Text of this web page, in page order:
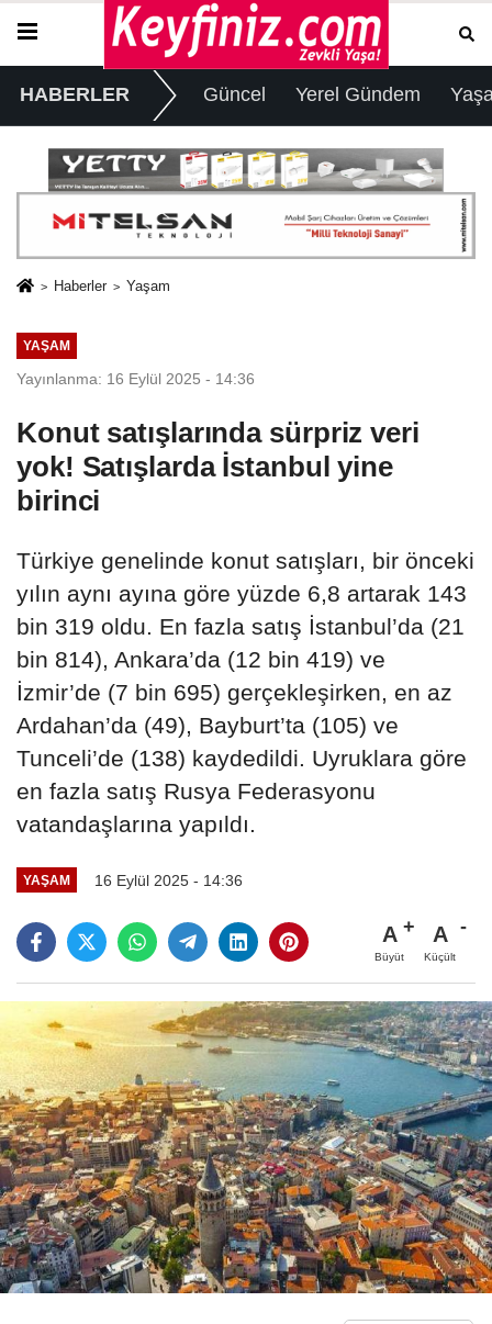
HABERLER Güncel Yerel Gündem
Haberler Yaşam
YAŞAM
Yayınlanma: 16 Eylül 2025 - 14:36
Konut satışlarında sürpriz veri
yok! Satışlarda İstanbul yine
birinci
Türkiye genelinde konut satışları, bir önceki
yılın aynı ayına göre yüzde 6,8 artarak 143
bin 319 oldu. En fazla satış İstanbul’da (21
bin 814), Ankara’da (12 bin 419) ve
İzmir’de (7 bin 695) gerçekleşirken, en az
Ardahan’da (49), Bayburt’ta (105) ve
Tunceli’de (138) kaydedildi. Uyruklara göre
en fazla satış Rusya Federasyonu
vatandaşlarına yapıldı.
YAŞAM 16 Eylül 2025 - 14:36
A
Büyüt
A
Küçült